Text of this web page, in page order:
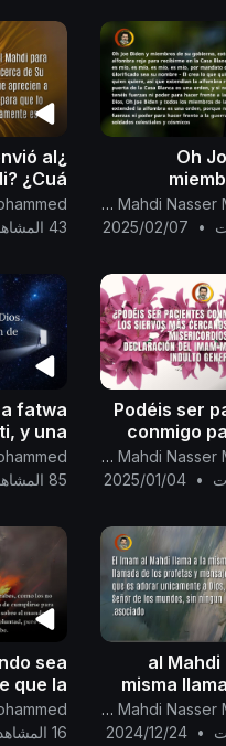
Oh
gobierno,
fuerzas
Canal Oficial Del Imam Al Mahdi Nasser Mohammed
•
2025/02/07
al
¿Cuá
43 المشاهدات
¿Podéis ser
conmigo
los
Mahdi
Canal Oficial Del Imam Al Mahdi Nasser Mohammed
•
2025/01/04
fatwa
y una
Dios
para ....
85 المشاهدات
al Mahdi
misma
profetas y
que
Canal Oficial Del Imam Al Mahdi Nasser Mohammed
•
2024/12/24
sea
que la
esta
16 المشاهدات